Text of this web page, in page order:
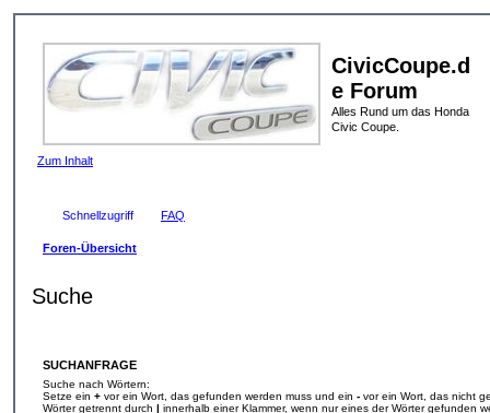
CivicCoupe.d
e Forum
Alles Rund um das Honda
Civic Coupe.
Zum Inhalt
Schnellzugriff FAQ
Foren-Übersicht
Suche
SUCHANFRAGE
Suche nach Wörtern:
Setze ein + vor ein Wort, das gefunden werden muss und ein - vor ein Wort, das nicht
Wörter getrennt durch | innerhalb einer Klammer, wenn nur eines der Wörter gefunden